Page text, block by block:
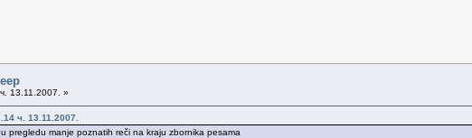
13.11.2007. »
ч. 13.11.2007.
pregledu manje poznatih reči na kraju zbornika pesama